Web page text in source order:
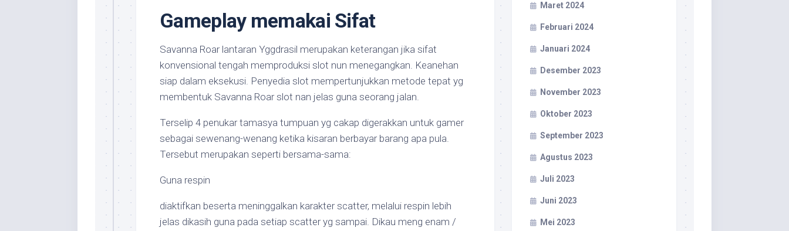
Gameplay memakai Sifat
Savanna Roar lantaran Yggdrasil merupakan keterangan jika sifat
konvensional tengah memproduksi slot nun menegangkan. Keanehan
siap dalam eksekusi. Penyedia slot mempertunjukkan metode tepat yg
membentuk Savanna Roar slot nan jelas guna seorang jalan.
Terselip 4 penukar tamasya tumpuan yg cakap digerakkan untuk gamer
sebagai sewenang-wenang ketika kisaran berbayar barang apa pula.
Tersebut merupakan seperti bersama-sama:
Guna respin
diaktifkan beserta meninggalkan karakter scatter, melalui respin lebih
jelas dikasih guna pada setiap scatter yg sampai. Dikau meng enam /
Maret 2024
Februari 2024
Januari 2024
Desember 2023
November 2023
Oktober 2023
September 2023
Agustus 2023
Juli 2023
Juni 2023
Mei 2023